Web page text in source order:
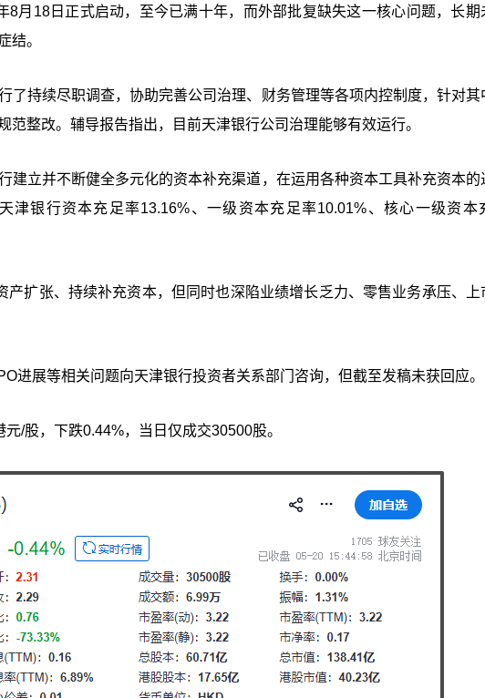
8月18日正式启动，至今已满十年，而外部批复缺失这一核心问题，长期
结。
了持续尽职调查，协助完善公司治理、财务管理等各项内控制度，针对其
范整改。辅导报告指出，目前天津银行公司治理能够有效运行。
建立并不断健全多元化的资本补充渠道，在运用各种资本工具补充资本的
津银行资本充足率13.16%、一级资本充足率10.01%、核心一级资本
产扩张、持续补充资本，但同时也深陷业绩增长乏力、零售业务承压、上
进展等相关问题向天津银行投资者关系部门咨询，但截至发稿未获回应。
/股，下跌0.44%，当日仅成交30500股。